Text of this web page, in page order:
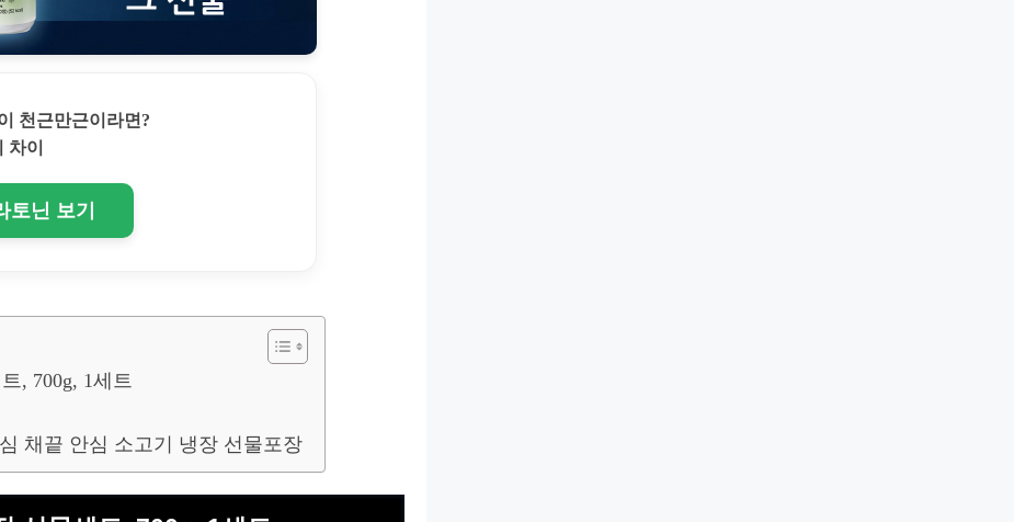
천근만근이라면?
차이
토닌 보기
, 700g, 1세트
채끝 안심 소고기 냉장 선물포장